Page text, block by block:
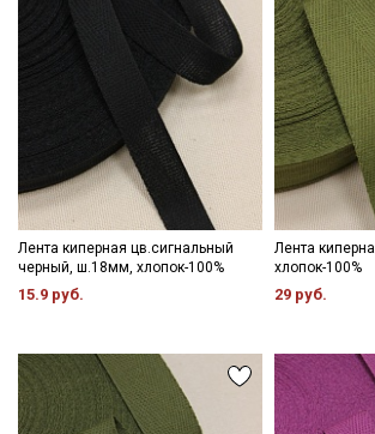
Лента киперная цв.сигнальный
черный, ш.18мм, хлопок-100%
15.9 руб.
Лента
хлопок-100%
29 руб.